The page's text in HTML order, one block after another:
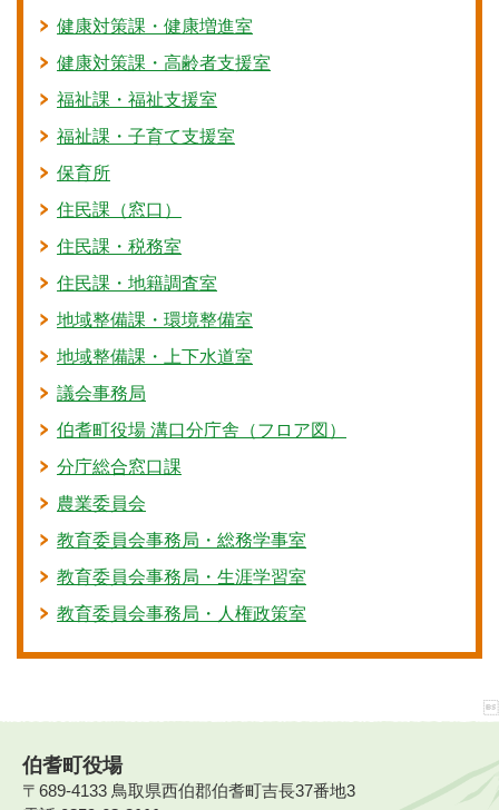
健康対策課・健康増進室
健康対策課・高齢者支援室
福祉課・福祉支援室
福祉課・子育て支援室
保育所
住民課（窓口）
住民課・税務室
住民課・地籍調査室
地域整備課・環境整備室
地域整備課・上下水道室
議会事務局
伯耆町役場 溝口分庁舎（フロア図）
分庁総合窓口課
農業委員会
教育委員会事務局・総務学事室
教育委員会事務局・生涯学習室
教育委員会事務局・人権政策室
伯耆町役場
〒689-4133 鳥取県西伯郡伯耆町吉長37番地3